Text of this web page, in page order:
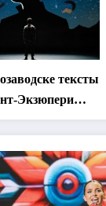
тексты
Экзюпери
на язык